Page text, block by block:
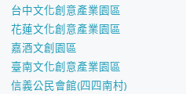
台中文化創意產業園區
花蓮文化創意產業園區
嘉酒文創園區
臺南文化創意產業園區
信義公民會館(四四南村)